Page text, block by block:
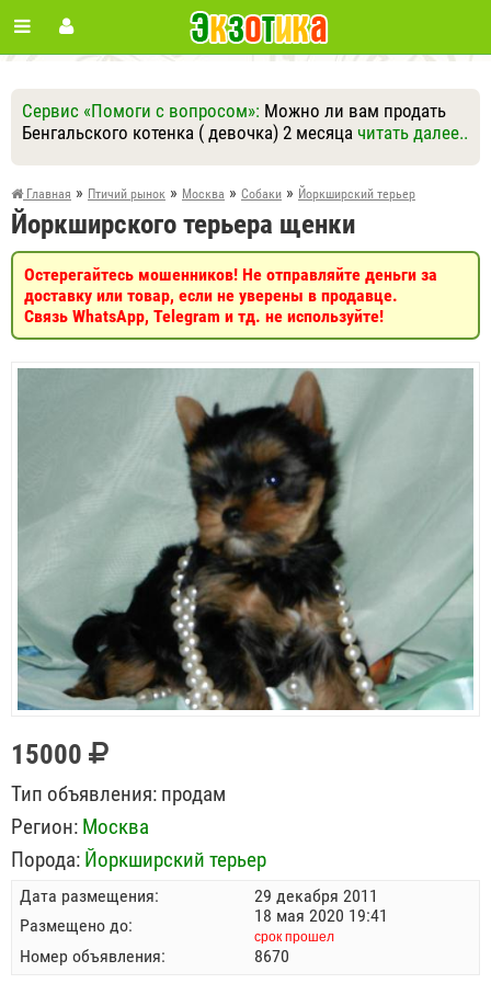
Сервис «Помоги с вопросом»: Можно ли вам продать
Бенгальского котенка ( девочка) 2 месяца читать далее..
Ответить Другие вопросы
Задать вопрос
Главная » Птичий рынок » Москва » Собаки » Йоркширский терьер
Йоркширского терьера щенки
Остерегайтесь мошенников! Не отправляйте деньги за
доставку или товар, если не уверены в продавце.
Связь WhatsApp, Telegram и тд. не используйте!
15000
Тип объявления: продам
Регион: Москва
Порода: Йоркширский терьер
Дата размещения:
29 декабря 2011
Размещено до:
18 мая 2020 19:41
срок прошел
Номер объявления: 8670